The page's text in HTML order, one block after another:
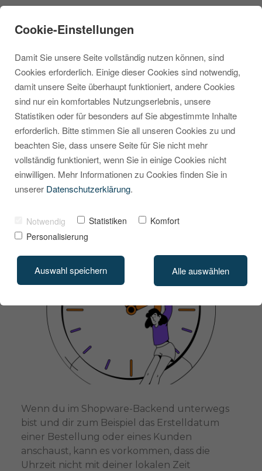
Shopware zeigt
falsche Uhrzeiten an?
Das steckt wirklich
dahinter
MARCEL KRIPPENDORF
Wenn du im Shopware-Backend unterwegs
bist und dir zum Beispiel das Erstelldatum
einer Bestellung oder eines Kunden
anschaust, kann es vorkommen, dass die
Uhrzeit nicht mit deiner lokalen Zeit
Cookie-Einstellungen
Damit Sie unsere Seite vollständig nutzen können, sind
Cookies erforderlich. Einige dieser Cookies sind notwendig,
damit unsere Seite überhaupt funktioniert, andere Cookies
sind nur ein komfortables Nutzungserlebnis, unsere
Statistiken oder für besonders auf Sie abgestimmte Inhalte
erforderlich. Bitte stimmen Sie all unseren Cookies zu und
beachten Sie, dass unsere Seite für Sie nicht mehr
vollständig funktioniert, wenn Sie in einige Cookies nicht
einwilligen. Mehr Informationen zu Cookies finden Sie in
unserer Datenschutzerklärung.
Notwendig Statistiken
Komfort
Personalisierung
Auswahl speichern Alle auswählen